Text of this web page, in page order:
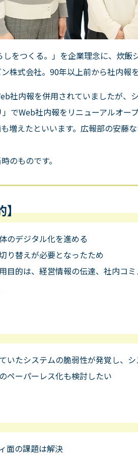
しをつくる。」を企業理念に、炊
株式会社。 90年以上前から社内報
社内報を併用されていましたが、
」でWeb社内報をリニューアルオー
増えたといいます。広報部の安藤
のものです。
】
のデジタル化を進める
り替えが必要となったため
目的は、経営情報の伝達、社内コ
いたシステムの脆弱性が発覚し、
ペーパーレス化も検討したい
面の課題は解決